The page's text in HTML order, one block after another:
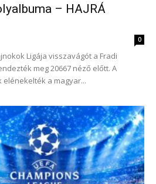
– HAJRÁ
0
Ligája visszavágót a Fradi
meg 20667 néző előtt. A
a magyar...